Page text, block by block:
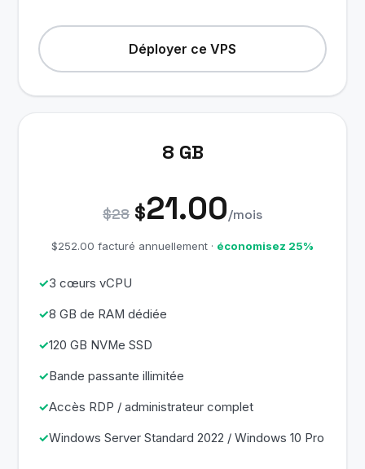
Déployer ce VPS
8 GB
$28 $21.00/mois
$252.00 facturé annuellement · économisez 25%
3 cœurs vCPU
8 GB de RAM dédiée
120 GB NVMe SSD
Bande passante illimitée
Accès RDP / administrateur complet
Windows Server Standard 2022 / Windows 10 Pro